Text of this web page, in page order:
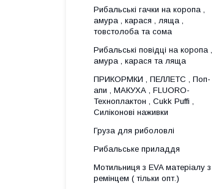
Рибальські гачки на коропа ,
амура , карася , ляща ,
товстолоба та сома
Рибальські повідці на коропа ,
амура , карася та ляща
ПРИКОРМКИ , ПЕЛЛЕТС , Поп-
апи , МАКУХА , FLUORО-
Техноплактон , Cukk Puffi ,
Силіконові наживки
Груза для риболовлі
Рибальське приладдя
Мотильниця з EVA матеріалу з
ремінцем ( тільки опт.)